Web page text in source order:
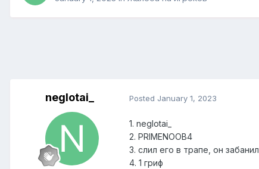
neglotai_ Posted January 1, 2023
1. neglotai_
2. PRIMENOOB4
3. слил его в трапе, он забанил
4. 1 гриф